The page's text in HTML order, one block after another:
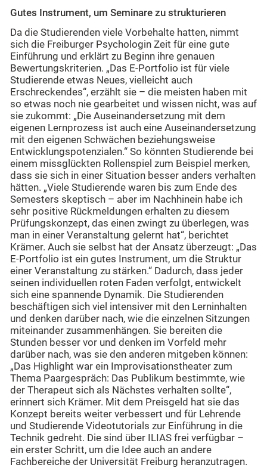
Gutes Instrument, um Seminare zu strukturieren
Da die Studierenden viele Vorbehalte hatten, nimmt
sich die Freiburger Psychologin Zeit für eine gute
Einführung und erklärt zu Beginn ihre genauen
Bewertungskriterien. „Das E-Portfolio ist für viele
Studierende etwas Neues, vielleicht auch
Erschreckendes“, erzählt sie – die meisten haben mit
so etwas noch nie gearbeitet und wissen nicht, was auf
sie zukommt: „Die Auseinandersetzung mit dem
eigenen Lernprozess ist auch eine Auseinandersetzung
mit den eigenen Schwächen beziehungsweise
Entwicklungspotenzialen.“ So könnten Studierende bei
einem missglückten Rollenspiel zum Beispiel merken,
dass sie sich in einer Situation besser anders verhalten
hätten. „Viele Studierende waren bis zum Ende des
Semesters skeptisch – aber im Nachhinein habe ich
sehr positive Rückmeldungen erhalten zu diesem
Prüfungskonzept, das einen zwingt zu überlegen, was
man in einer Veranstaltung gelernt hat“, berichtet
Krämer. Auch sie selbst hat der Ansatz überzeugt: „Das
E-Portfolio ist ein gutes Instrument, um die Struktur
einer Veranstaltung zu stärken.“ Dadurch, dass jeder
seinen individuellen roten Faden verfolgt, entwickelt
sich eine spannende Dynamik. Die Studierenden
beschäftigen sich viel intensiver mit den Lerninhalten
und denken darüber nach, wie die einzelnen Sitzungen
miteinander zusammenhängen. Sie bereiten die
Stunden besser vor und denken im Vorfeld mehr
darüber nach, was sie den anderen mitgeben können:
„Das Highlight war ein Improvisationstheater zum
Thema Paargespräch: Das Publikum bestimmte, wie
der Therapeut sich als Nächstes verhalten sollte“,
erinnert sich Krämer. Mit dem Preisgeld hat sie das
Konzept bereits weiter verbessert und für Lehrende
und Studierende Videotutorials zur Einführung in die
Technik gedreht. Die sind über ILIAS frei verfügbar –
ein erster Schritt, um die Idee auch an andere
Fachbereiche der Universität Freiburg heranzutragen.